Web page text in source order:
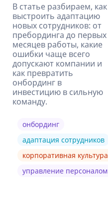
В статье разбираем, как
выстроить адаптацию
новых сотрудников: от
пребординга до первых
месяцев работы, какие
ошибки чаще всего
допускают компании и
как превратить
онбординг в
инвестицию в сильную
команду.
онбординг
адаптация сотрудников
корпоративная культура
управление персоналом